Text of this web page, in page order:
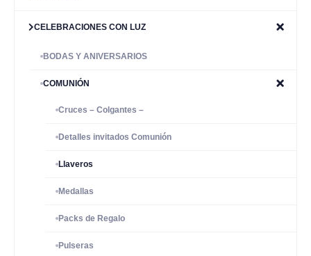
CELEBRACIONES CON LUZ
BODAS Y ANIVERSARIOS
COMUNIÓN
Cruces – Colgantes –
Detalles invitados Comunión
Llaveros
Medallas
Packs de Regalo
Pulseras